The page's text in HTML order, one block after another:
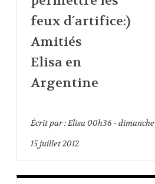
feux d´artifice:)
Amitiés
Elisa en
Argentine
Écrit par :Elisa 00h36- dimanche
15juillet 2012